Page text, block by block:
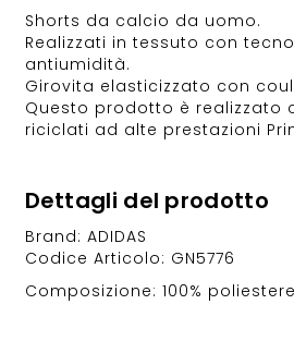
Shorts da calcio da uomo.
Realizzati in tessuto con
antiumidità.
Girovita elasticizzato con
Questo prodotto è realizzato
riciclati ad alte prestazioni
Dettagli del prodotto
Brand: ADIDAS
Codice Articolo: GN5776
Composizione: 100%